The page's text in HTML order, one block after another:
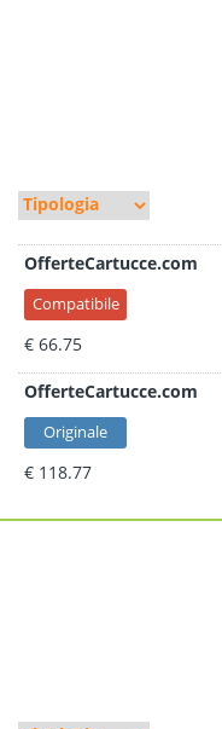
OfferteCartucce.com
Compatibile
€ 66.75
OfferteCartucce.com
Originale
€ 118.77